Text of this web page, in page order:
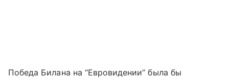
Победа Билана на “Евровидении” была бы